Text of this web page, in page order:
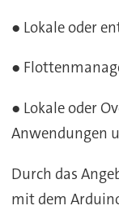
● Lokale oder
●
● Lokale oder
Anwendungen
Durch das
mit dem